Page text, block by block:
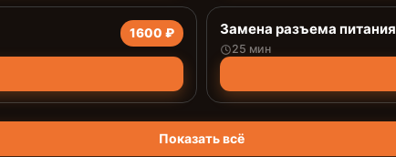
1600 ₽ Замена разъема питания
25 мин
Показать всё